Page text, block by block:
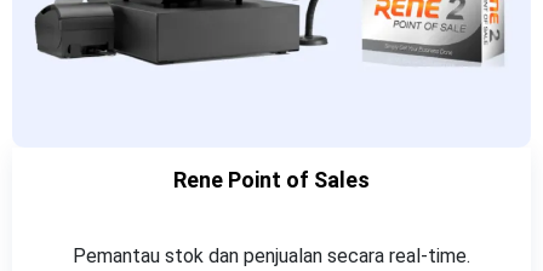
Rene Point of Sales​
Pemantau stok dan penjualan secara real-time.